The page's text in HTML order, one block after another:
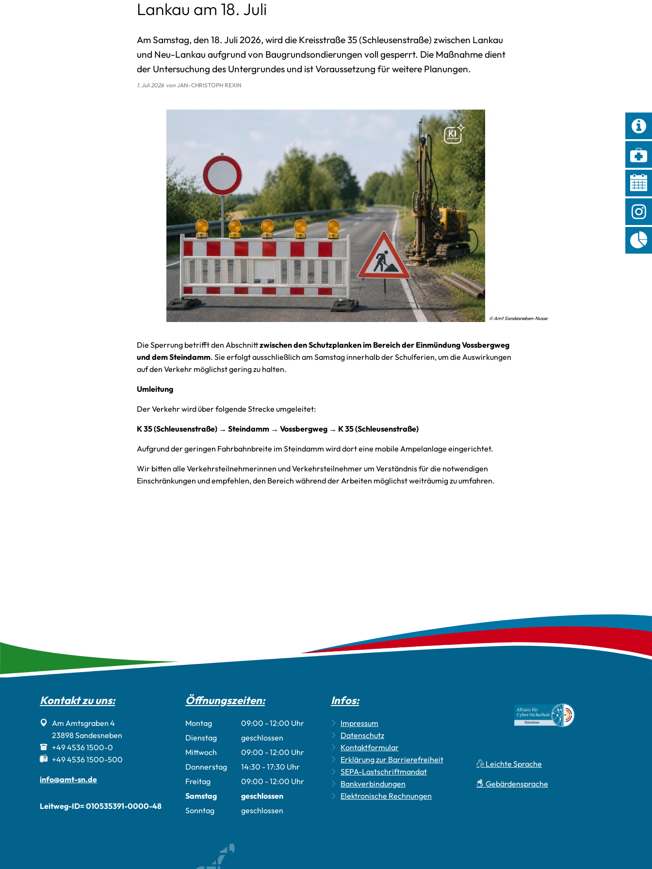
Dienstleistungen
Gleichstellung
Stellenangebote
Schiedsamt
Zwangsversteigerungen
Unternehmen & Dienstleistungen
Gaststätten
Lankau am 18. Juli
Am Samstag, den 18. Juli 2026, wird die Kreisstraße 35 (Schleusenstraße) zwischen Lankau
und Neu-Lankau aufgrund von Baugrundsondierungen voll gesperrt. Die Maßnahme dient
der Untersuchung des Untergrundes und ist Voraussetzung für weitere Planungen.
1. Juli 2026 von JAN-CHRISTOPH REXIN
© Amt Sandesneben-Nusse
Die Sperrung betrifft den Abschnittzwischen den Schutzplanken im Bereich der Einmündung Vossbergweg
und dem Steindamm. Sie erfolgt ausschließlich am Samstag innerhalb der Schulferien, um die Auswirkungen
auf den Verkehr möglichst gering zu halten.
Umleitung
Der Verkehr wird über folgende Strecke umgeleitet:
K 35 (Schleusenstraße) → Steindamm → Vossbergweg → K 35 (Schleusenstraße)
Aufgrund der geringen Fahrbahnbreite im Steindamm wird dort eine mobile Ampelanlage eingerichtet.
Wir bitten alle Verkehrsteilnehmerinnen und Verkehrsteilnehmer um Verständnis für die notwendigen
Einschränkungen und empfehlen, den Bereich während der Arbeiten möglichst weiträumig zu umfahren.
Kontakt zu uns:
Am Amtsgraben 4
23898 Sandesneben
+49 4536 1500-0
+49 4536 1500-500
info@amt-sn.de
Leitweg-ID= 010535391-0000-48
Öffnungszeiten:
Montag 09:00 -12:00 Uhr
Von 09:00 bis 12:00 Uhr
Dienstag
geschlossen
Mittwoch
09:00 -12:00 Uhr
Von 09:00 bis 12:00 Uhr
Donnerstag 14:30 -17:30 Uhr
Von 14:30 bis 17:30 Uhr
Freitag 09:00 -12:00 Uhr
Von 09:00 bis 12:00 Uhr
Samstag
geschlossen
Sonntag
geschlossen
Infos:
Impressum
Datenschutz
Kontaktformular
Erklärung zur Barrierefreiheit
SEPA-Lastschriftmandat
Bankverbindungen
Elektronische Rechnungen
Leichte Sprache
Gebärdensprache